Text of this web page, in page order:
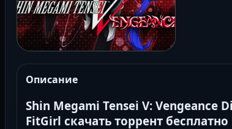
Описание
Shin Megami Tensei V: Vengeance
FitGirl скачать торрент